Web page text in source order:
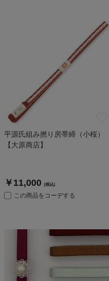
平源氏組み撚り房帯締（小桜）
【大原商店】
￥11,000 (税込)
この商品をコーデする